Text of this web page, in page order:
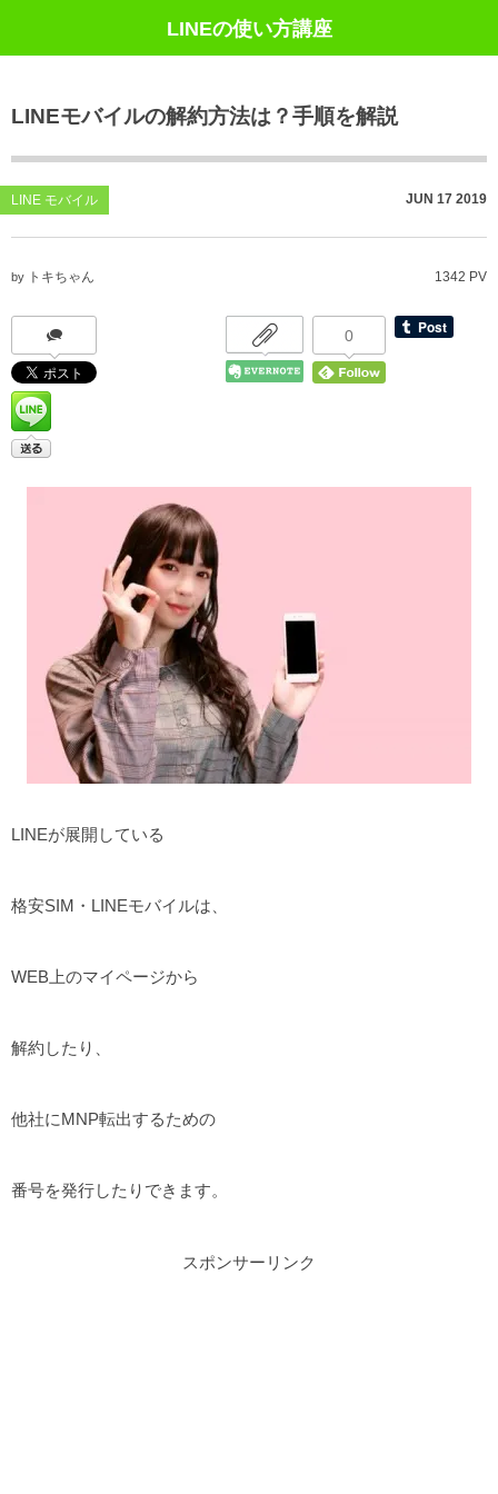
LINEの使い方講座
LINEモバイルの解約方法は？手順を解説
LINE モバイル JUN 17 2019
by トキちゃん 1342 PV
0
LINEが展開している
格安SIM・LINEモバイルは、
WEB上のマイページから
解約したり、
他社にMNP転出するための
番号を発行したりできます。
スポンサーリンク